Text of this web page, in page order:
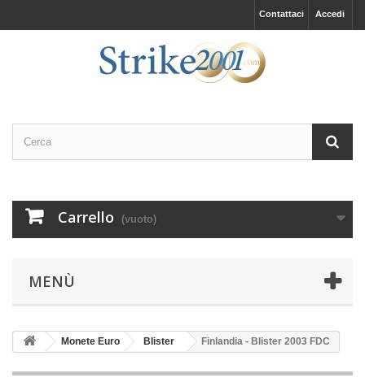
Accedi
Contattaci
Carrello (vuoto)
MENÙ
Monete Euro Blister Finlandia - Blister 2003 FDC